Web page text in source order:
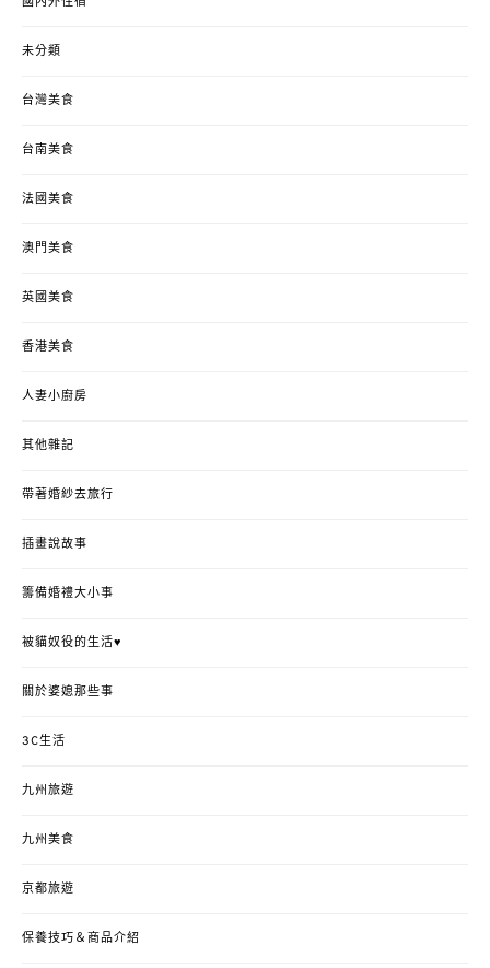
未分類
台灣美食
台南美食
法國美食
澳門美食
英國美食
香港美食
人妻小廚房
其他雜記
帶著婚紗去旅行
插畫說故事
籌備婚禮大小事
被貓奴役的生活♥
關於婆媳那些事
3C生活
九州旅遊
九州美食
京都旅遊
保養技巧＆商品介紹